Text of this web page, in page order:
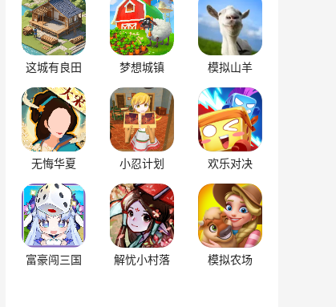
这城有良田 梦想城镇 模拟山羊
无悔华夏 小忍计划 欢乐对决
富豪闯三国 解忧小村落 模拟农场